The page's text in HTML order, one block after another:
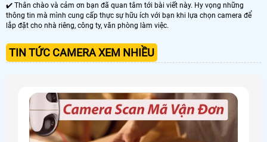
✔️ Thân chào và cảm ơn bạn đã quan tâm tới bài viết này. Hy vọng những
thông tin mà mình cung cấp thực sự hữu ích với bạn khi lựa chọn camera để
lắp đặt cho nhà riêng, công ty, văn phòng làm việc.
TIN TỨC CAMERA XEM NHIỀU